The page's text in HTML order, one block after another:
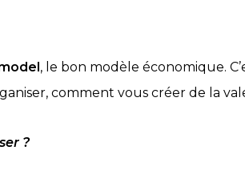
, le bon modèle économique.
comment vous créer de la
?